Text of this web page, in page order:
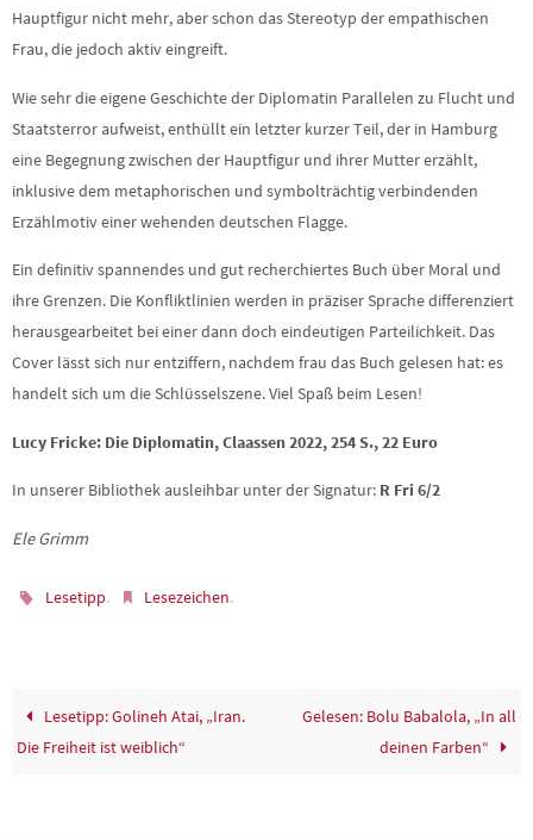
Hauptfigur nicht mehr, aber schon das Stereotyp der empathischen
Frau, die jedoch aktiv eingreift.
Wie sehr die eigene Geschichte der Diplomatin Parallelen zu Flucht und
Staatsterror aufweist, enthüllt ein letzter kurzer Teil, der in Hamburg
eine Begegnung zwischen der Hauptfigur und ihrer Mutter erzählt,
inklusive dem metaphorischen und symbolträchtig verbindenden
Erzählmotiv einer wehenden deutschen Flagge.
Ein definitiv spannendes und gut recherchiertes Buch über Moral und
ihre Grenzen. Die Konfliktlinien werden in präziser Sprache differenziert
herausgearbeitet bei einer dann doch eindeutigen Parteilichkeit. Das
Cover lässt sich nur entziffern, nachdem frau das Buch gelesen hat: es
handelt sich um die Schlüsselszene. Viel Spaß beim Lesen!
Lucy Fricke: Die Diplomatin, Claassen 2022, 254 S., 22 Euro
In unserer Bibliothek ausleihbar unter der Signatur: R Fri 6/2
Ele Grimm
Lesetipp. Lesezeichen.
Lesetipp: Golineh Atai, „Iran.
Die Freiheit ist weiblich“
Gelesen: Bolu Babalola, „In all
deinen Farben“